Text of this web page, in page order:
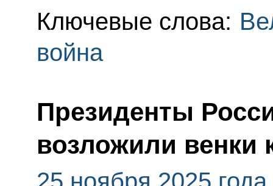
Ключевые слова:
война
Президенты
возложили венки